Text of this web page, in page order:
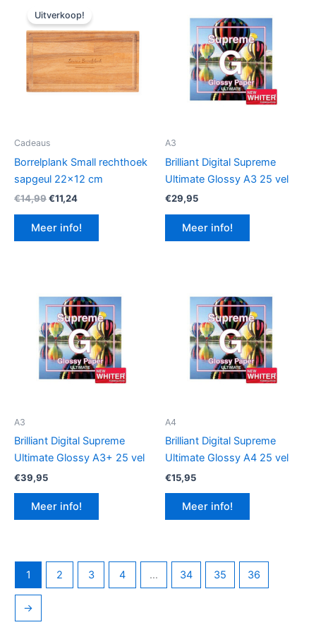
Uitverkoop!
Cadeaus
Borrelplank Small rechthoek
sapgeul 22×12 cm
€14,99Oorspronkelijke
was:
€14,99.
€11,24Huidige
is:
€11,24.
Meer info!
A3
Brilliant Digital Supreme
Ultimate Glossy A3 25 vel
€29,95
Meer info!
A3
Brilliant Digital Supreme
Ultimate Glossy A3+ 25 vel
€39,95
Meer info!
A4
Brilliant Digital Supreme
Ultimate Glossy A4 25 vel
€15,95
Meer info!
1 2 3 4 … 34 35 36
→